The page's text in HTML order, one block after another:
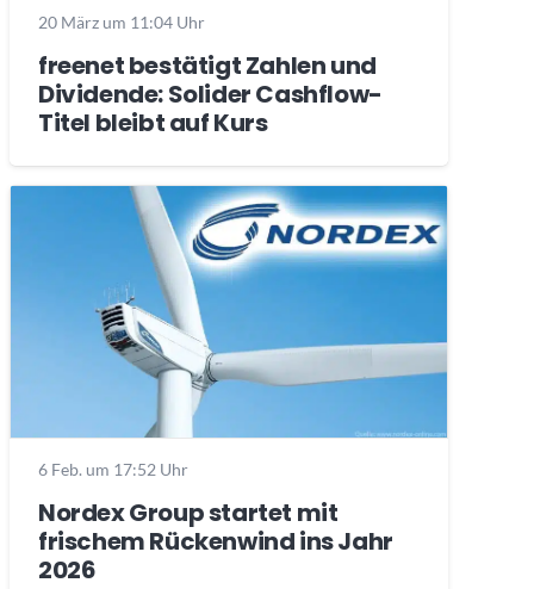
20 März um 11:04 Uhr
freenet bestätigt Zahlen und
Dividende: Solider Cashflow-
Titel bleibt auf Kurs
6 Feb. um 17:52 Uhr
Nordex Group startet mit
frischem Rückenwind ins Jahr
2026